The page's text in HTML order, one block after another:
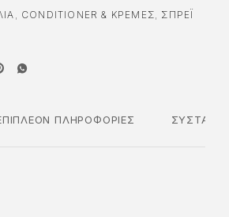
, CONDITIONER & ΚΡΈΜΕΣ, ΣΠΡΈΙ
ΠΛΗΡΟΦΟΡΊΕΣ